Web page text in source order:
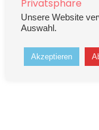
Privatsphäre
Unsere Website
Auswahl.
Akzeptieren